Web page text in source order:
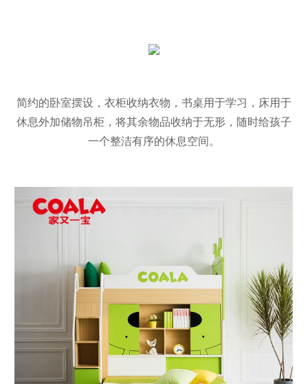
简约的卧室摆设，衣柜收纳衣物，书桌用于学习，床用于
休息外加储物吊柜，将其余物品收纳于无形，随时给孩子
一个整洁有序的休息空间。